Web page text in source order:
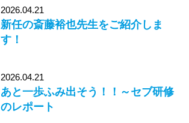
2026.04.21
新任の斎藤裕也先生をご紹介しま
す！
2026.04.21
あと一歩ふみ出そう！！～セブ研修
のレポート